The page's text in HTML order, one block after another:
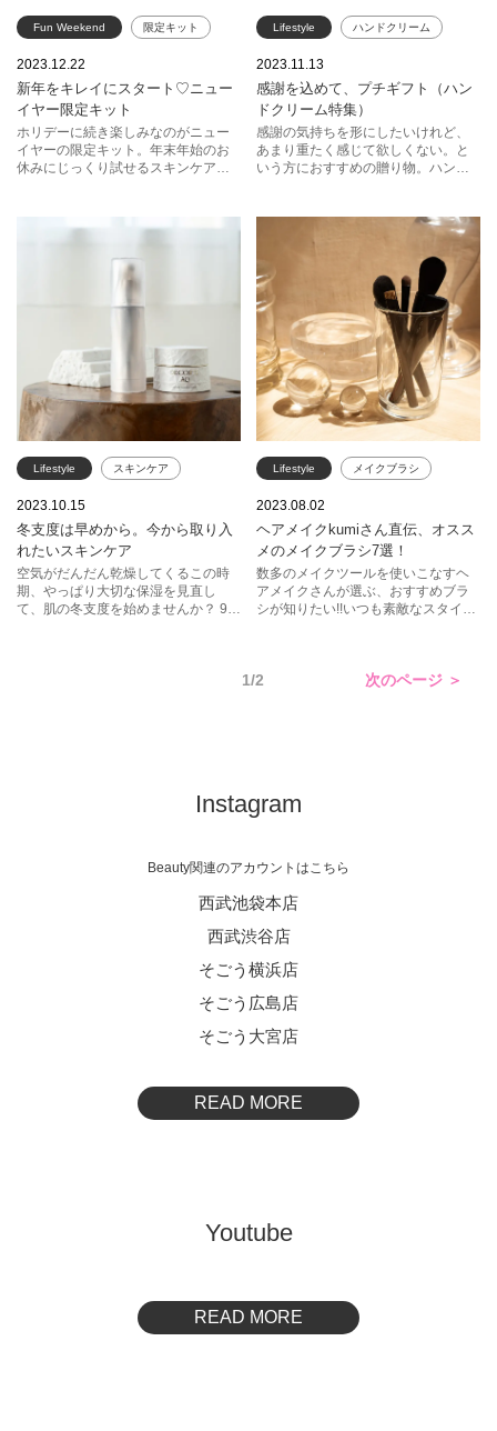
Fun Weekend 限定キット
スック
ランコム ファンケル SK-Ⅱ
2023.12.22
新年をキレイにスタート♡ニュー
イヤー限定キット
ホリデーに続き楽しみなのがニュー
イヤーの限定キット。年末年始のお
休みにじっくり試せるスキンケアと
Lifestyle ハンドクリーム
ギフト
ジルスチュアート
ジョー マローン ロンドン
スック SABON ゲラン
ローラメルシエ
2023.11.13
感謝を込めて、プチギフト（ハン
ドクリーム特集）
感謝の気持ちを形にしたいけれど、
あまり重たく感じて欲しくない。と
いう方におすすめの贈り物。ハンド
Lifestyle スキンケア
乾燥
クリーム
クレ・ド・ポー ボーテ
スック コスメデコルテ
2023.10.15
冬支度は早めから。今から取り入
れたいスキンケア
空気がだんだん乾燥してくるこの時
期、やっぱり大切な保湿を見直し
て、肌の冬支度を始めませんか？ 9、
Lifestyle メイクブラシ
SHISEIDO
スック RMK
2023.08.02
ヘアメイクkumiさん直伝、オスス
メのメイクブラシ7選！
数多のメイクツールを使いこなすヘ
アメイクさんが選ぶ、おすすめブラ
シが知りたい!!いつも素敵なスタイル
します。
1/2 次のページ ＞
Instagram
Beauty関連のアカウントはこちら
西武池袋本店
西武渋谷店
そごう横浜店
そごう広島店
そごう大宮店
READ MORE
Youtube
READ MORE